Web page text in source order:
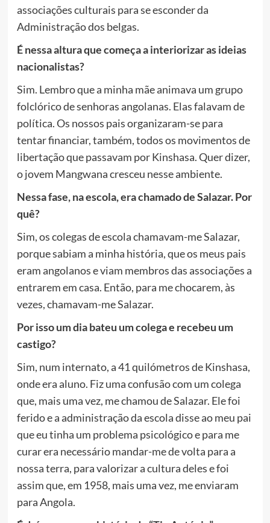
associações culturais para se esconder da
Administração dos belgas.
É nessa altura que começa a interiorizar as ideias
nacionalistas?
Sim. Lembro que a minha mãe animava um grupo
folclórico de senhoras angolanas. Elas falavam de
política. Os nossos pais organizaram-se para
tentar financiar, também, todos os movimentos de
libertação que passavam por Kinshasa. Quer dizer,
o jovem Mangwana cresceu nesse ambiente.
Nessa fase, na escola, era chamado de Salazar. Por
quê?
Sim, os colegas de escola chamavam-me Salazar,
porque sabiam a minha história, que os meus pais
eram angolanos e viam membros das associações a
entrarem em casa. Então, para me chocarem, às
vezes, chamavam-me Salazar.
Por isso um dia bateu um colega e recebeu um
castigo?
Sim, num internato, a 41 quilómetros de Kinshasa,
onde era aluno. Fiz uma confusão com um colega
que, mais uma vez, me chamou de Salazar. Ele foi
ferido e a administração da escola disse ao meu pai
que eu tinha um problema psicológico e para me
curar era necessário mandar-me de volta para a
nossa terra, para valorizar a cultura deles e foi
assim que, em 1958, mais uma vez, me enviaram
para Angola.